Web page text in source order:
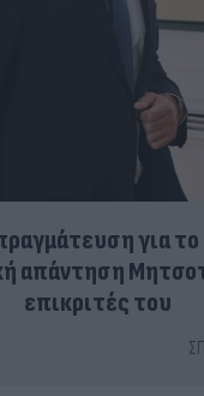
για το
απάντηση
επικριτές του